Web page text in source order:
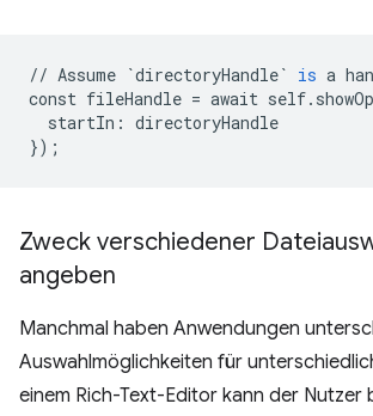
// Assume `directoryHandle` is a
const fileHandle = await self.
startIn : directoryHandle
});
Zweck verschiedener
angeben
Manchmal haben Anwendungen
Auswahlmöglichkeiten für
einem Rich-Text-Editor kann der Nutzer